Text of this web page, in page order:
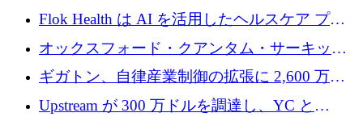
ムを最前線に近づけるために150万ユーロを調
Flok Health は AI を活用したヘルスケア プラ
ットフォームの成長に 1,250 万ドルを投資
オックスフォード・クアンタム・サーキット
が「成人向け」2億6,000万ポンドの資金調達
ラウンドを獲得
ギガトン、自律産業制御の拡張に 2,600 万ド
ルを調達
Upstream が 300 万ドルを調達し、YC と